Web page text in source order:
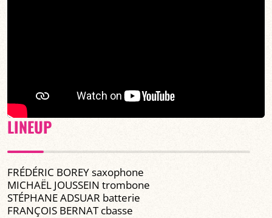
LINEUP
FRÉDÉRIC BOREY saxophone
MICHAËL JOUSSEIN trombone
STÉPHANE ADSUAR batterie
FRANÇOIS BERNAT cbasse